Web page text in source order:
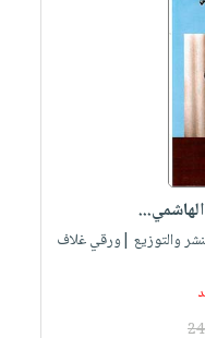
والتوزيع |ورقي غلاف